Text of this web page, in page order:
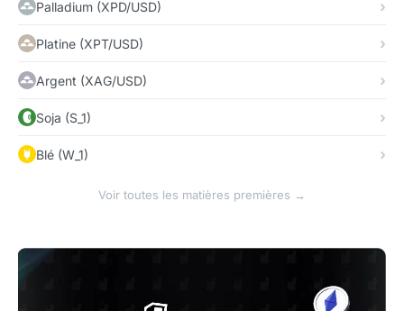
Palladium (XPD/USD)
Platine (XPT/USD)
Argent (XAG/USD)
Soja (S_1)
Blé (W_1)
Voir toutes les matières premières →